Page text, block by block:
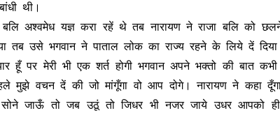
थी।
अश्वमेध यज्ञ करा रहें थे तब नारायण ने राजा बलि को
तब उसे भगवान ने पाताल लोक का राज्य रहने के लिये दें
हूँ पर मेरी भी एक शर्त होगी भगवान अपने भक्तो की बात
मुझे वचन दें की जो मांगूँगा वो आप दोगे। नारायण ने कहा दूँगा
जाऊँ तो जब उठूं तो जिधर भी नजर जाये उधर आपको